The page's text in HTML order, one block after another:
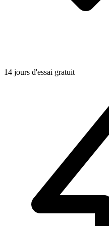
14 jours d'essai gratuit